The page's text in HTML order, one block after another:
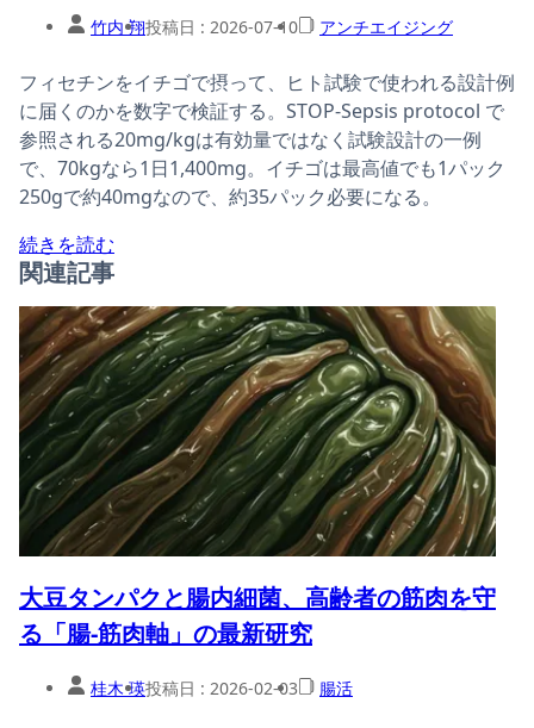
竹内 翔投稿日 : 2026-07-10 アンチエイジング
フィセチンをイチゴで摂って、ヒト試験で使われる設計例
に届くのかを数字で検証する。STOP-Sepsis protocol で
参照される20mg/kgは有効量ではなく試験設計の一例
で、70kgなら1日1,400mg。イチゴは最高値でも1パック
250gで約40mgなので、約35パック必要になる。
続きを読む
関連記事
大豆タンパクと腸内細菌、高齢者の筋肉を守
る「腸-筋肉軸」の最新研究
桂木 瑛投稿日 : 2026-02-03 腸活